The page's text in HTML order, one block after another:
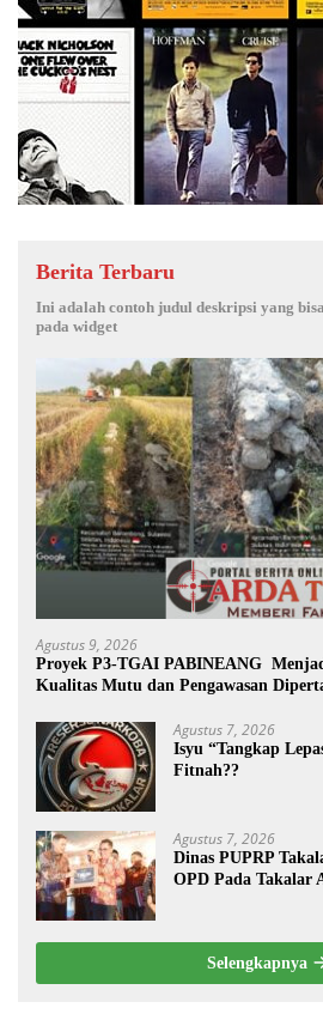
Berita Terbaru
Ini adalah contoh judul deskripsi yang
pada widget
Agustus 9, 2026
Proyek P3-TGAI PABINEANG
Kualitas Mutu dan Pengawasan
Agustus 7, 2026
Isyu “Tangkap
Fitnah??
Agustus 7, 2026
Dinas PUPRP
OPD Pada Takalar
Selengkapnya